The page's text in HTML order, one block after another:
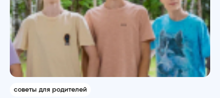
советы для родителей